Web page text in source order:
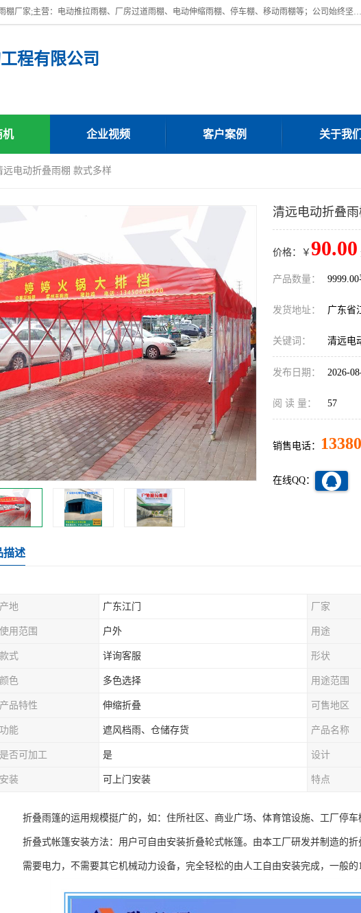
广东鼎新钢结构工程有限公司是一家制作大型电动雨棚厂家;主营：电动推拉雨棚、厂房过道雨棚、电动伸缩雨棚、停车棚、移动雨棚等；公司始终坚持结构创新,品质优越,美观形象,且售后服务好。公司充分吸纳当今休闲用品的前端技术和风格,为您带来质价相宜,时尚典雅的各种户外用品,
程有限公司
机 企业视频 客户案例 关于我们
远电动折叠雨棚 款式多样
清远电动折叠
价格：￥ 90.00
产品数量：
发货地址： 广东省
关键词： 清远电
发布日期： 2026-
阅 读 量： 57
销售电话：
在线QQ：
描述
产地 广东江门 厂家
使用范围 户外 用途
款式 详询客服 形状
颜色 多色选择 用途范围
产品特性 伸缩折叠 可售地区
功能 遮风档雨、仓储存货 产品名称
是否可加工 是 设计
安装 可上门安装 特点
折叠雨篷的运用规模挺广的，如：住所社区、商业广场、体育馆设施、工厂停
折叠式帐篷安装方法：用户可自由安装折叠轮式帐篷。由本工厂研发并制造的
需要电力，不需要其它机械动力设备，完全轻松的由人工自由安装完成，一般的